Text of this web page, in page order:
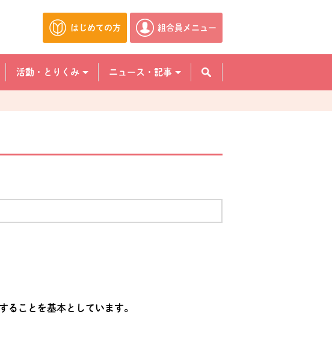
はじめての方
別のウィンドウで開きます。
組合員メニュー
別のウィンドウで開きます。
活動・とりくみ ニュース・記事
ることを基本としています。